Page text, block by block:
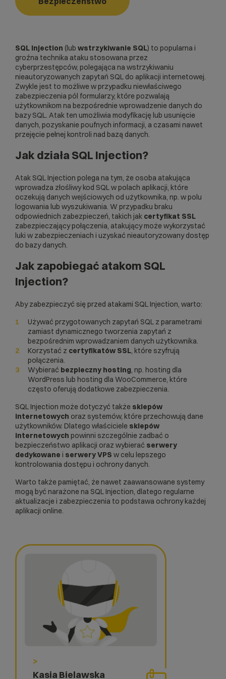
>
Kasia Bielawska
SQL Injection (lub wstrzykiwanie SQL) to popularna i
groźna technika ataku stosowana przez
cyberprzestępców, polegająca na wstrzykiwaniu
nieautoryzowanych zapytań SQL do aplikacji internetowej.
Zwykle jest to możliwe w przypadku niewłaściwego
zabezpieczenia pól formularzy, które pozwalają
użytkownikom na bezpośrednie wprowadzenie danych do
bazySQL. Atak ten umożliwia modyfikację lub usunięcie
danych, pozyskanie poufnych informacji, a czasami nawet
przejęcie pełnej kontroli nad bazą danych.
Jak działa SQL Injection?
Atak SQL Injection polega na tym, że osoba atakująca
wprowadza złośliwy kod SQL w polach aplikacji, które
oczekują danych wejściowych od użytkownika, np. w polu
logowania lub wyszukiwania. W przypadku braku
odpowiednich zabezpieczeń, takich jak certyfikat SSL
zabezpieczający połączenia, atakujący może wykorzystać
luki w zabezpieczeniach i uzyskać nieautoryzowany dostęp
do bazy danych.
Jak zapobiegać atakom SQL
Injection?
Aby zabezpieczyć się przed atakami SQL Injection, warto:
Używać przygotowanych zapytań SQL z parametrami
zamiast dynamicznego tworzenia zapytań z
bezpośrednim wprowadzaniem danych użytkownika.
Korzystać z certyfikatów SSL, które szyfrują
połączenia.
Wybierać bezpieczny hosting, np. hosting dla
WordPress lub hosting dla WooCommerce, które
często oferują dodatkowe zabezpieczenia.
SQL Injection może dotyczyć także sklepów
internetowych oraz systemów, które przechowują dane
użytkowników. Dlatego właściciele sklepów
internetowych powinni szczególnie zadbać o
bezpieczeństwo aplikacji oraz wybierać serwery
dedykowane i serwery VPS w celu lepszego
kontrolowania dostępu i ochrony danych.
Warto także pamiętać, że nawet zaawansowane systemy
mogą być narażone na SQL Injection, dlatego regularne
aktualizacje i zabezpieczenia to podstawa ochrony każdej
aplikacji online.